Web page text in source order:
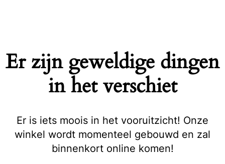
Er zijn geweldige dingen
in het verschiet
Er is iets moois in het vooruitzicht! Onze
winkel wordt momenteel gebouwd en zal
binnenkort online komen!